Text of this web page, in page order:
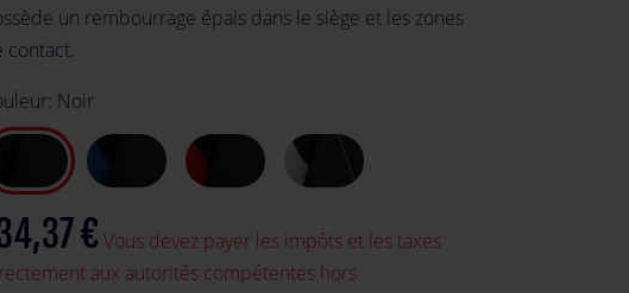
un rembourrage épais dans le siège et les zones
contact.
Noir
€ Vous devez payer les impôts et les taxes
aux autorités compétentes hors